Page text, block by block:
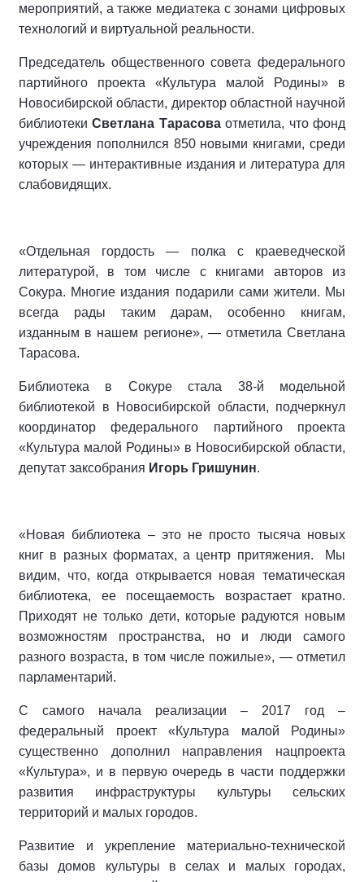
мероприятий, а также медиатека с зонами цифровых
технологий и виртуальной реальности.
Председатель общественного совета федерального
партийного проекта «Культура малой Родины» в
Новосибирской области, директор областной научной
библиотекиСветлана Тарасоваотметила, что фонд
учреждения пополнился 850 новыми книгами, среди
которых — интерактивные издания и литература для
слабовидящих.
«Отдельная гордость — полка с краеведческой
литературой, в том числе с книгами авторов из
Сокура. Многие издания подарили сами жители. Мы
всегда рады таким дарам, особенно книгам,
изданным в нашем регионе», — отметила Светлана
Тарасова.
Библиотека в Сокуре стала 38-й модельной
библиотекой в Новосибирской области, подчеркнул
координатор федерального партийного проекта
«Культура малой Родины» в Новосибирской области,
депутат заксобрания Игорь Гришунин.
«Новая библиотека – это не просто тысяча новых
книг в разных форматах, а центр притяжения. Мы
видим, что, когда открывается новая тематическая
библиотека, ее посещаемость возрастает кратно.
Приходят не только дети, которые радуются новым
возможностям пространства, но и люди самого
разного возраста, в том числе пожилые», — отметил
парламентарий.
С самого начала реализации – 2017 год –
федеральный проект «Культура малой Родины»
существенно дополнил направления нацпроекта
«Культура», и в первую очередь в части поддержки
развития инфраструктуры культуры сельских
территорий и малых городов.
Развитие и укрепление материально-технической
базы домов культуры в селах и малых городах,